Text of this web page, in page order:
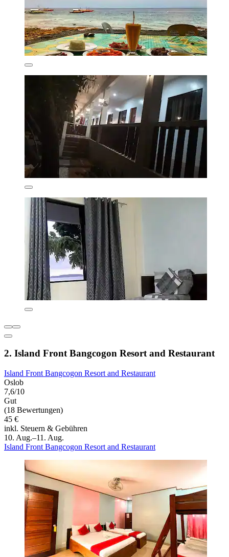
2. Island Front Bangcogon Resort and Restaurant
Island Front Bangcogon Resort and Restaurant
Oslob
7,6/10
Gut
(18 Bewertungen)
45 €
inkl. Steuern & Gebühren
10. Aug.–11. Aug.
Island Front Bangcogon Resort and Restaurant